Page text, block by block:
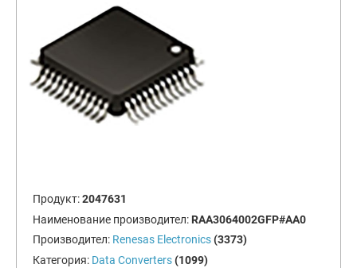
Продукт:2047631
Наименование производител: RAA3064002GFP#AA0
Производител: Renesas Electronics (3373)
Категория: Data Converters (1099)